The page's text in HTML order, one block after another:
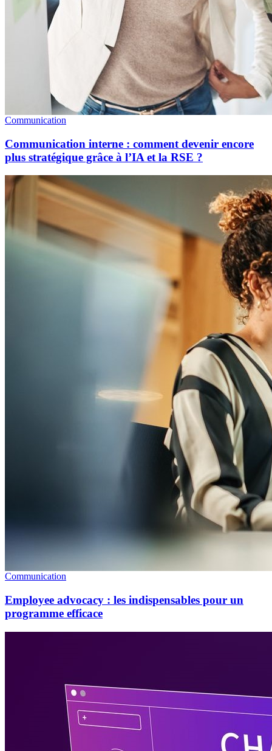
Communication
Communication interne : comment devenir encore
plus stratégique grâce à l’IA et la RSE ?
Communication
Employee advocacy : les indispensables pour un
programme efficace